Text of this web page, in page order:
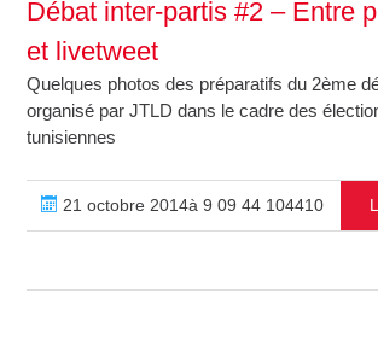
Débat inter-partis #2 – Entre
et livetweet
Quelques photos des préparatifs du 2ème
organisé par JTLD dans le cadre des
tunisiennes
21 octobre 2014à 9 09 44 104410